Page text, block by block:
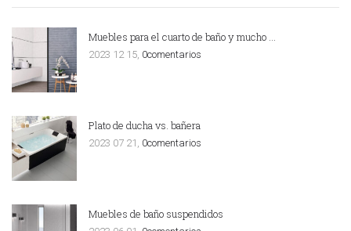
Muebles para el cuarto de baño y mucho …
2023 12 15, 0comentarios
Plato de ducha vs. bañera
2023 07 21, 0comentarios
Muebles de baño suspendidos